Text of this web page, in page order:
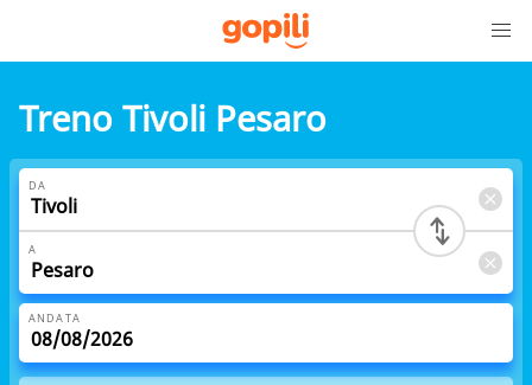
Treno Tivoli Pesaro
DA
A
ANDATA